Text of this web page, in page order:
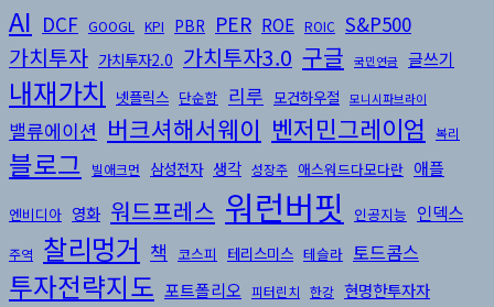
AI DCF GOOGL KPI PBR PER ROE ROIC S&P500
가치투자 가치투자2.0 가치투자3.0 구글 국민연금 글쓰기
내재가치 넷플릭스 단순함 리루 모건하우절 모니시파브라이
밸류에이션 버크셔해서웨이 벤저민그레이엄 복리
블로그 빌애크먼 삼성전자 생각 성장주 애스워드다모다란 애플
엔비디아 영화 워드프레스 워런버핏 인공지능 인덱스
주역 찰리멍거 책 코스피 테리스미스 테슬라 토드콤스
투자전략지도 포트폴리오 피터린치 한강 현명한투자자